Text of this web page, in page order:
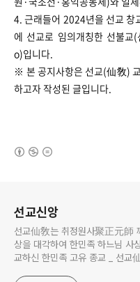
4. 근래들어 2024년을 선교 창
에 선교로 임의개칭한 선불교
o)입니다.
※ 본 공지사항은 선교(仙敎)
하고자 작성된 글입니다.
선교신앙
선교仙敎는 취정원사聚正元師 께서 천지인합일 정회
상을 대각하여 한민족 하느님 사상의 본
교하신 한민족 고유 종교 _ 선